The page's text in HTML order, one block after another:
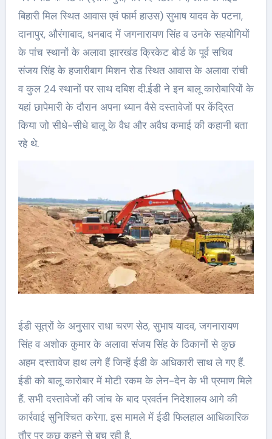
बिहारी मिल स्थित आवास एवं फार्म हाउस) सुभाष यादव के पटना,
दानापुर, औरंगाबाद, धनबाद में जगनारायण सिंह व उनके सहयोगियों
के पांच स्थानों के अलावा झारखंड क्रिकेट बोर्ड के पूर्व सचिव
संजय सिंह के हजारीबाग मिशन रोड स्थित आवास के अलावा रांची
व कुल 24 स्थानों पर साथ दबिश दी.ईडी ने इन बालू कारोबारियों के
यहां छापेमारी के दौरान अपना ध्यान वैसे दस्तावेजों पर केंद्रित
किया जो सीधे-सीधे बालू के वैध और अवैध कमाई की कहानी बता
रहे थे.
ईडी सूत्रों के अनुसार राधा चरण सेठ, सुभाष यादव, जगनारायण
सिंह व अशोक कुमार के अलावा संजय सिंह के ठिकानों से कुछ
अहम दस्तावेज हाथ लगे हैं जिन्हें ईडी के अधिकारी साथ ले गए हैं.
ईडी को बालू कारोबार में मोटी रकम के लेन-देन के भी प्रमाण मिले
हैं. सभी दस्तावेजों की जांच के बाद प्रवर्तन निदेशालय आगे की
कार्रवाई सुनिश्चित करेगा. इस मामले में ईडी फिलहाल आधिकारिक
तौर पर कुछ कहने से बच रही है.